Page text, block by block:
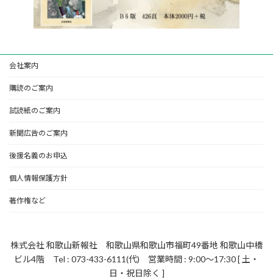
会社案内
購読のご案内
試読紙のご案内
新聞広告のご案内
後援名義のお申込
個人情報保護方針
著作権など
株式会社 和歌山新報社 和歌山県和歌山市福町49番地 和歌山中橋
ビル4階 Tel : 073-433-6111(代) 営業時間 : 9:00～17:30 [ 土・
日・祝日除く ]